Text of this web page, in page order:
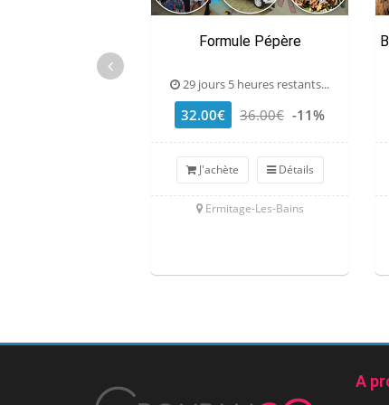
Formule Pépère
29 jours 5 heures restants...
32.00€ 36.00€ -11%
J'achète Détails
Ermitage-Les-Bains
A